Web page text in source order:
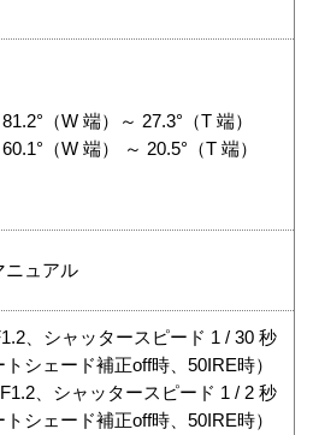
（W 端）～ 27.3°（T 端）
（W 端） ～ 20.5°（T 端）
ニュアル
、シャッタースピード 1 / 30 秒
シェード補正off時、50IRE時）
、シャッタースピード 1 / 2 秒
シェード補正off時、50IRE時）